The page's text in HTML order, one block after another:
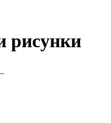
рисунки